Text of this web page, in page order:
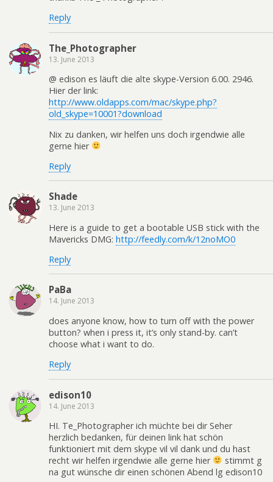
Reply
The_Photographer
13. June 2013
@ edison es läuft die alte skype-Version 6.00. 2946.
Hier der link:
http://www.oldapps.com/mac/skype.php?
old_skype=10001?download
Nix zu danken, wir helfen uns doch irgendwie alle
gerne hier
Reply
Shade
13. June 2013
Here is a guide to get a bootable USB stick with the
Mavericks DMG: http://feedly.com/k/12noMO0
Reply
PaBa
14. June 2013
does anyone know, how to turn off with the power
button? when i press it, it’s only stand-by. can’t
choose what i want to do.
Reply
edison10
14. June 2013
HI. Te_Photographer ich müchte bei dir Seher
herzlich bedanken, für deinen link hat schön
funktioniert mit dem skype vil vil dank und du hast
recht wir helfen irgendwie alle gerne hier
stimmt g
na gut wünsche dir einen schönen Abend lg edison10